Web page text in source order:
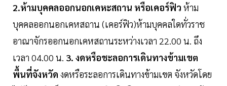
2.ห้ามบุคคลออกนอกเคหะสถาน หรือเคอร์ฟิว ห้าม
บุคคลออกนอกเคหสถาน (เคอร์ฟิว)ห้ามบุคคลใดทั่วราช
อาณาจักรออกนอกเคหสถานระหว่างเวลา 22.00 น. ถึง
เวลา 04.00 น. 3. งดหรือชะลอการเดินทางข้ามเขต
พื้นที่จังหวัด งดหรือระลอการเดินทางข้ามเขต จังหวัดโดย